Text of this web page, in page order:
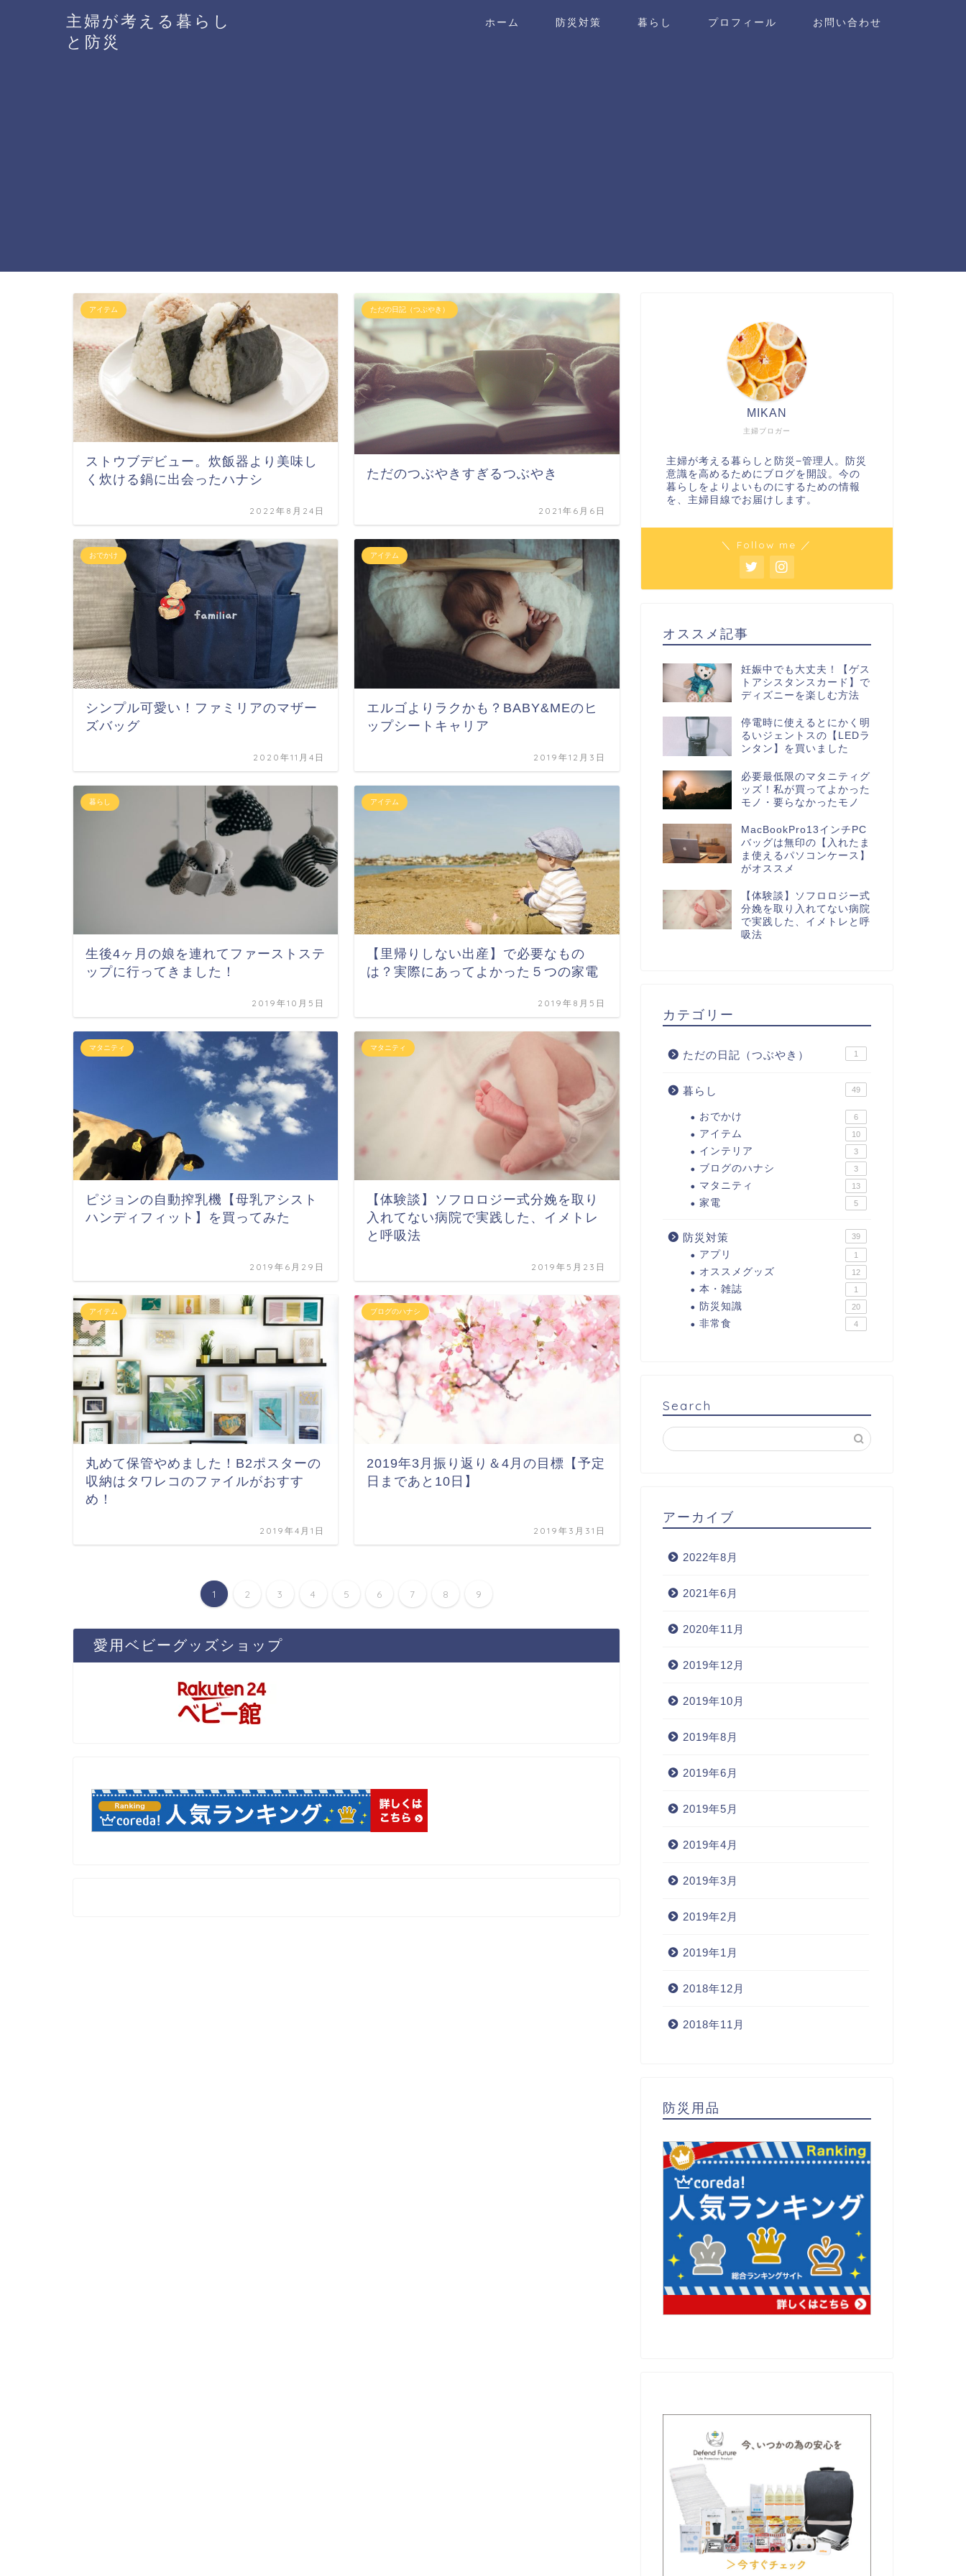
主婦が考える暮らし
と防災
ホーム 防災対策 暮らし プロフィール お問い合わせ
アイテム
ストウブデビュー。炊飯器より美味し
く炊ける鍋に出会ったハナシ
2022年8月24日
ただの日記（つぶやき）
ただのつぶやきすぎるつぶやき
2021年6月6日
おでかけ
シンプル可愛い！ファミリアのマザー
ズバッグ
2020年11月4日
アイテム
エルゴよりラクかも？BABY&MEのヒ
ップシートキャリア
2019年12月3日
暮らし
生後4ヶ月の娘を連れてファーストステ
ップに行ってきました！
2019年10月5日
アイテム
【里帰りしない出産】で必要なもの
は？実際にあってよかった５つの家電
2019年8月5日
マタニティ
ピジョンの自動搾乳機【母乳アシスト
ハンディフィット】を買ってみた
2019年6月29日
マタニティ
【体験談】ソフロロジー式分娩を取り
入れてない病院で実践した、イメトレ
と呼吸法
2019年5月23日
アイテム
丸めて保管やめました！B2ポスターの
収納はタワレコのファイルがおすす
め！
2019年4月1日
ブログのハナシ
2019年3月振り返り＆4月の目標【予定
日まであと10日】
2019年3月31日
1 2 3 4 5 6 7 8 9
愛用ベビーグッズショップ
主婦ブロガー
MIKAN
主婦が考える暮らしと防災−管理人。防災
意識を高めるためにブログを開設。今の
暮らしをよりよいものにするための情報
を、主婦目線でお届けします。
＼ Follow me ／
オススメ記事
妊娠中でも大丈夫！【ゲス
トアシスタンスカード】で
ディズニーを楽しむ方法
停電時に使えるとにかく明
るいジェントスの【LEDラ
ンタン】を買いました
必要最低限のマタニティグ
ッズ！私が買ってよかった
モノ・要らなかったモノ
MacBookPro13インチPC
バッグは無印の【入れたま
ま使えるパソコンケース】
がオススメ
【体験談】ソフロロジー式
分娩を取り入れてない病院
で実践した、イメトレと呼
吸法
カテゴリー
ただの日記（つぶやき） 1
暮らし 49
おでかけ 6
アイテム 10
インテリア 3
ブログのハナシ 3
マタニティ 13
家電 5
防災対策 39
アプリ 1
オススメグッズ 12
本・雑誌 1
防災知識 20
非常食 4
Search
アーカイブ
2022年8月
2021年6月
2020年11月
2019年12月
2019年10月
2019年8月
2019年6月
2019年5月
2019年4月
2019年3月
2019年2月
2019年1月
2018年12月
2018年11月
防災用品